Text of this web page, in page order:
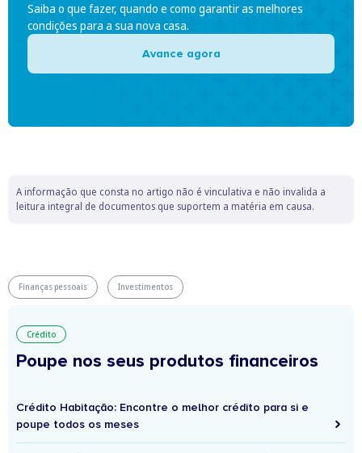
Saiba o que fazer, quando e como garantir as melhores
condições para a sua nova casa.
Avance agora
A informação que consta no artigo não é vinculativa e não invalida a
leitura integral de documentos que suportem a matéria em causa.
Finanças pessoais Investimentos
Crédito
Poupe nos seus produtos financeiros
Crédito Habitação: Encontre o melhor crédito para si e
poupe todos os meses